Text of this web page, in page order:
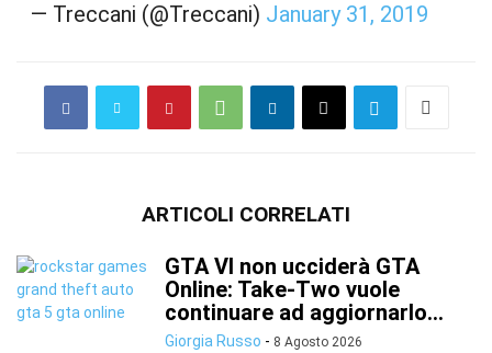
— Treccani (@Treccani) January 31, 2019
ARTICOLI CORRELATI
GTA VI non ucciderà GTA
Online: Take-Two vuole
continuare ad aggiornarlo...
Giorgia Russo - 8 Agosto 2026